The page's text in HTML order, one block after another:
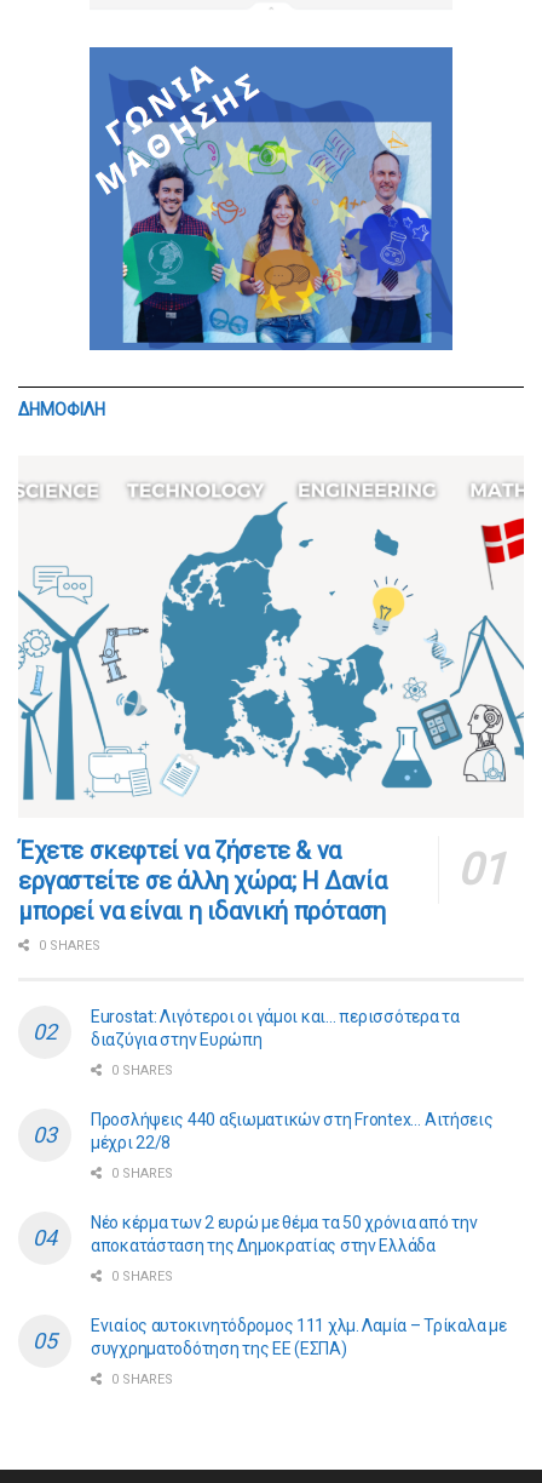
ΔΗΜΟΦΙΛΗ
​​Έχετε σκεφτεί να ζήσετε & να
εργαστείτε σε άλλη χώρα; Η Δανία
μπορεί να είναι η ιδανική πρόταση
0 SHARES
Eurostat: Λιγότεροι οι γάμοι και… περισσότερα τα
διαζύγια στην Ευρώπη
0 SHARES
Προσλήψεις 440 αξιωματικών στη Frontex… Αιτήσεις
μέχρι 22/8
0 SHARES
Νέο κέρμα των 2 ευρώ με θέμα τα 50 χρόνια από την
αποκατάσταση της Δημοκρατίας στην Ελλάδα
0 SHARES
Ενιαίος αυτοκινητόδρομος 111 χλμ. Λαμία – Τρίκαλα με
συγχρηματοδότηση της ΕE (ΕΣΠΑ)
0 SHARES